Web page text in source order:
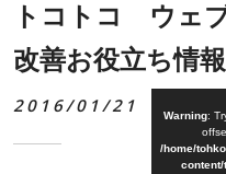
トコトコ ウェ
改善お役立ち情
2016/01/21 Warning:
/home/
content/